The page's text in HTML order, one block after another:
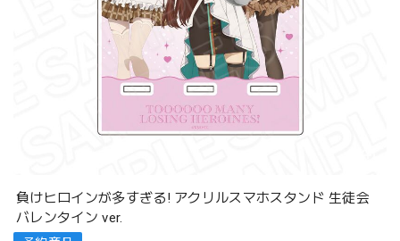
負けヒロインが多すぎる! アクリルスマホスタンド 生徒会
バレンタイン ver.